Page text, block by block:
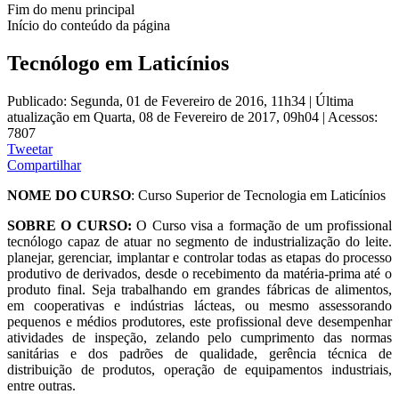
Fim do menu principal
Início do conteúdo da página
Tecnólogo em Laticínios
Publicado: Segunda, 01 de Fevereiro de 2016, 11h34 | Última
atualização em Quarta, 08 de Fevereiro de 2017, 09h04 | Acessos:
7807
Tweetar
Compartilhar
NOME DO CURSO: Curso Superior de Tecnologia em Laticínios
SOBRE O CURSO: O Curso visa a formação de um profissional
tecnólogo capaz de atuar no segmento de industrialização do leite.
planejar, gerenciar, implantar e controlar todas as etapas do processo
produtivo de derivados, desde o recebimento da matéria-prima até o
produto final. Seja trabalhando em grandes fábricas de alimentos,
em cooperativas e indústrias lácteas, ou mesmo assessorando
pequenos e médios produtores, este profissional deve desempenhar
atividades de inspeção, zelando pelo cumprimento das normas
sanitárias e dos padrões de qualidade, gerência técnica de
distribuição de produtos, operação de equipamentos industriais,
entre outras.